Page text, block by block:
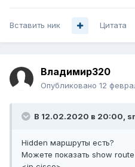
Вставить ник Цитата
Владимир320
Опубликовано 12
В 12.02.2020 в 20:00,
Hidden маршруты есть?
Можете показать show